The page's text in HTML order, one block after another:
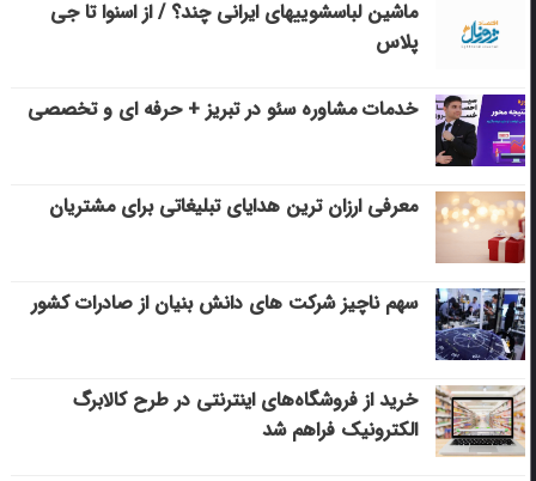
ماشین لباسشویی‎های ایرانی چند؟ / از اسنوا تا جی
پلاس
خدمات مشاوره سئو در تبریز + حرفه ای و تخصصی
معرفی ارزان ترین هدایای تبلیغاتی برای مشتریان
سهم ناچیز شرکت های دانش بنیان از صادرات کشور
خرید از فروشگاه‌های اینترنتی در طرح کالابرگ
الکترونیک فراهم شد